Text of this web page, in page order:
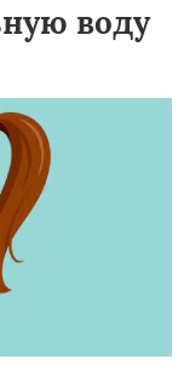
воду